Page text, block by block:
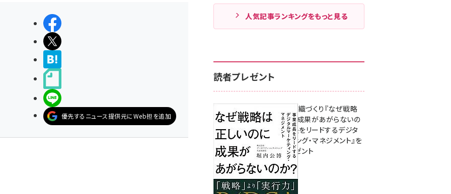
シェアする
ポストする
LINEで送る
優先するニュース提供元にWeb担を追加
人気記事ランキングをもっと見る
読者プレゼント
成果を生む組織づくり『なぜ戦略
は正しいのに成果があがらないの
か？ 事業成長をリードするデジタ
ルマーケティング・マネジメント』を
3名様にプレゼント
8月7日 10:00